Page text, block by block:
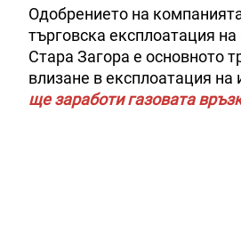
Одобрението на
търговска експлоатация
Стара Загора е основното
влизане в експлоатация на
ще заработи газовата